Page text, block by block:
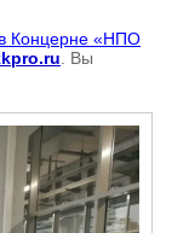
Концерне «НПО
. Вы